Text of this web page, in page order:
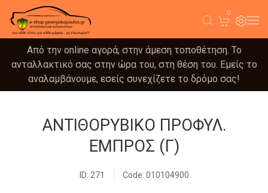
0
Από την online αγορά, στην άμεση τοποθέτηση. Το
ανταλλακτικό σας στην ώρα του, στη θέση του. Εμείς το
αναλαμβάνουμε, εσείς συνεχίζετε το δρόμο σας!
ΑΝΤΙΘΟΡΥΒΙΚΟ ΠΡΟΦΥΛ.
ΕΜΠΡΟΣ (Γ)
ID: 271 Code: 010104900